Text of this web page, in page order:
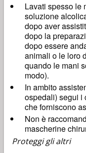
Lavati spesso le
soluzione
dopo aver
dopo la
dopo essere
animali o le loro
quando le mani
modo).
In ambito
ospedali) segui i
che forniscono
Non è
mascherine
Proteggi gli altri